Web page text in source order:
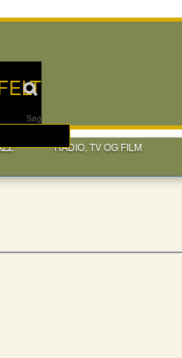
Søg
RADIO, TV OG FILM